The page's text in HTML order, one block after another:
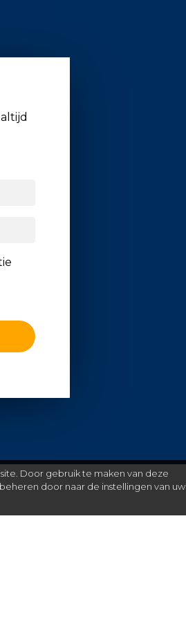
Door gebruik te maken van deze
door naar de instellingen van uw